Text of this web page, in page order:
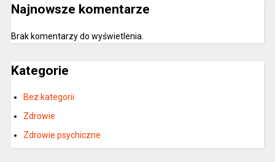
Najnowsze komentarze
Brak komentarzy do wyświetlenia.
Kategorie
Bez kategorii
Zdrowie
Zdrowie psychiczne